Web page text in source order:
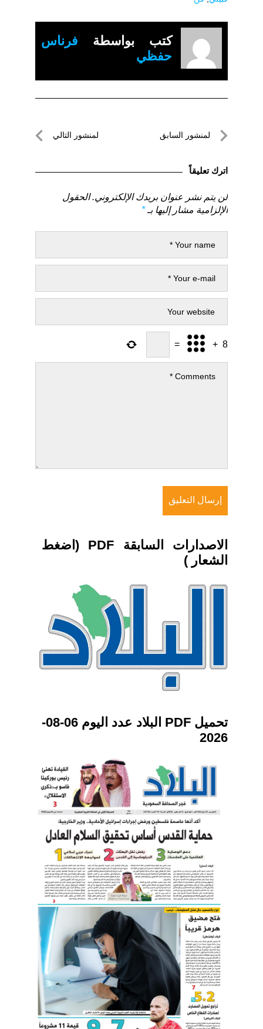
كتب بواسطة فرناس
حفظي
تصفّحلمنشور السابق
السابق
لمنشور التالي
اترك تعليقاً
لن يتم نشر عنوان بريدك الإلكتروني. الحقول
الإلزامية مشار إليها بـ*
8
+
=
الاصدارات السابقة PDF (اضغط
الشعار )
تحميل PDF البلاد عدد اليوم 06-08-
2026